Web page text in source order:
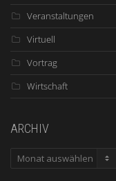
Veranstaltungen
Virtuell
Vortrag
Wirtschaft
ARCHIV
ARCHIV